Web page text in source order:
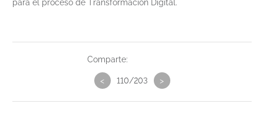
para el proceso de Transformación Digital.
Comparte:
< 110/203 >